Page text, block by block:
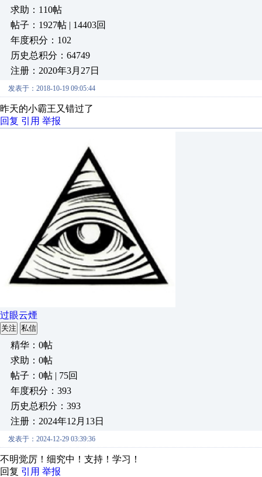
求助：110帖
帖子：1927帖 | 14403回
年度积分：102
历史总积分：64749
注册：2020年3月27日
发表于：2018-10-19 09:05:44
昨天的小霸王又错过了
回复 引用 举报
过眼云煙
关注 私信
精华：0帖
求助：0帖
帖子：0帖 | 75回
年度积分：393
历史总积分：393
注册：2024年12月13日
发表于：2024-12-29 03:39:36
不明觉厉！细究中！支持！学习！
回复 引用 举报